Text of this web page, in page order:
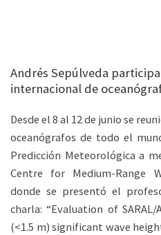
Andrés Sepúlveda
internacional de
Desde el 8 al 12 de junio se
oceanógrafos de todo el
Predicción Meteorológica a
Centre for Medium-Range
donde se presentó el
charla: “Evaluation of
(<1.5 m) significant wave